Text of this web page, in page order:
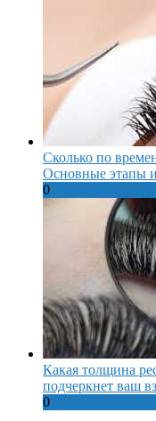
Сколько по
Основные этапы
0
Какая толщина
подчеркнет ваш
0